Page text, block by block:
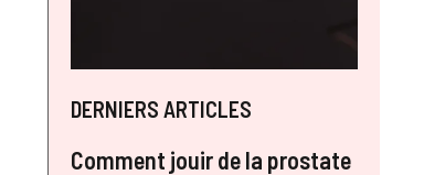
DERNIERS ARTICLES
Comment jouir de la prostate